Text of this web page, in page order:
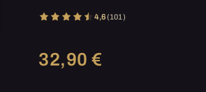
4,6(101)
32,90 €